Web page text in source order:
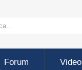
Forum Video